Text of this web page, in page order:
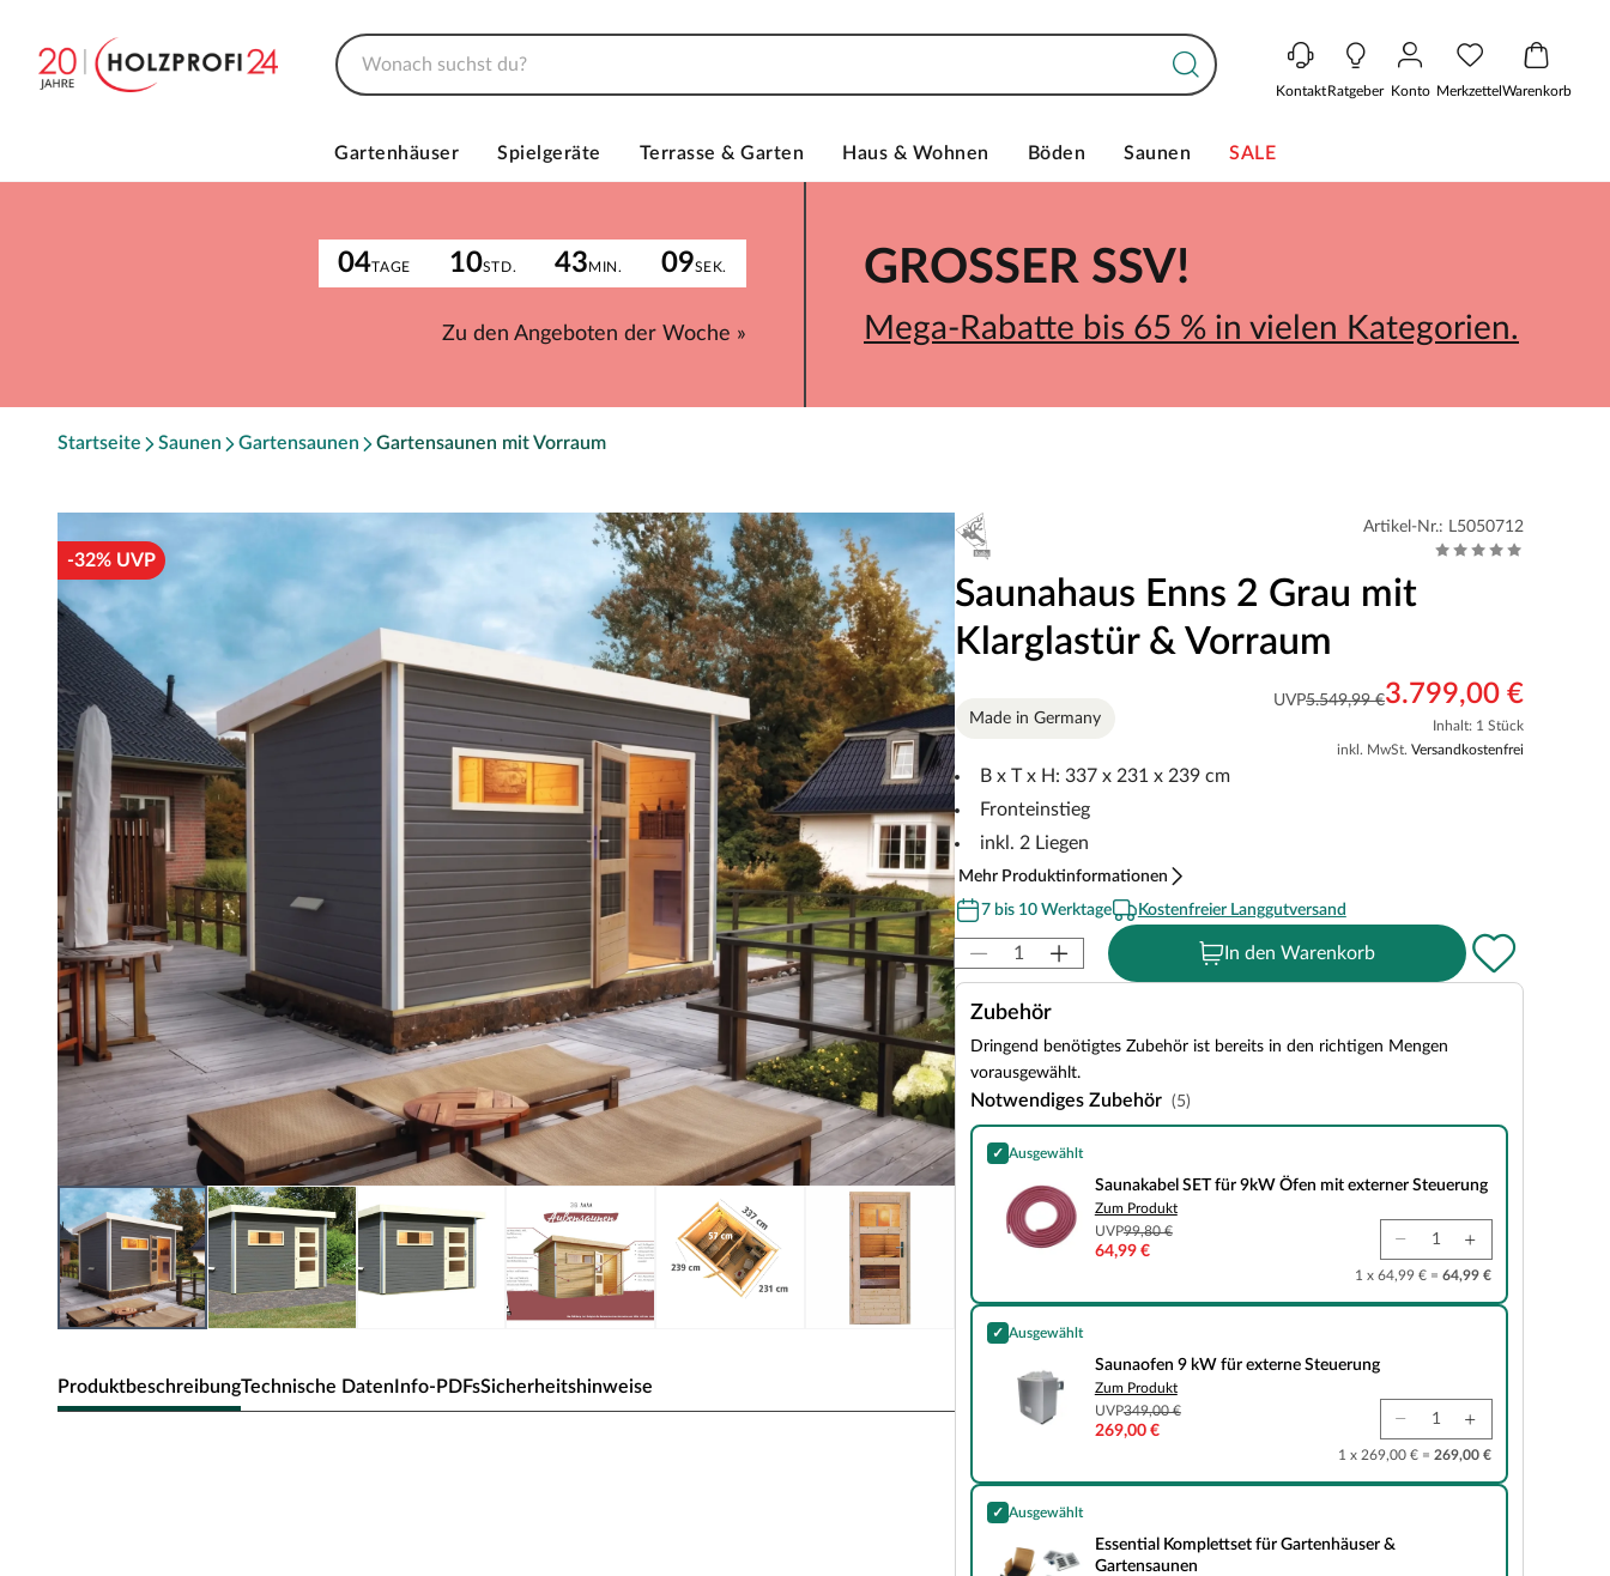
KontaktRatgeber Konto MerkzettelWarenkorb
Gartenhäuser Spielgeräte Terrasse & Garten Haus & Wohnen Böden Saunen SALE
04TAGE 10STD. 43MIN. 09SEK.
Zu den Angeboten der Woche »
GROSSER SSV!
Mega-Rabatte bis 65 % in vielen Kategorien.
Startseite Saunen Gartensaunen Gartensaunen mit Vorraum
-32% UVP
ProduktbeschreibungTechnische DatenInfo-PDFsSicherheitshinweise
Artikel-Nr.: L5050712
Saunahaus Enns 2 Grau mit
Klarglastür & Vorraum
UVP5.549,99 €3.799,00 €
Inhalt: 1 Stück
inkl. MwSt. Versandkostenfrei
Made in Germany
B x T x H: 337 x 231 x 239 cm
Fronteinstieg
inkl. 2 Liegen
Mehr Produktinformationen
7 bis 10 Werktage
Kostenfreier Langgutversand
In den Warenkorb
Zubehör
Dringend benötigtes Zubehör ist bereits in den richtigen Mengen
vorausgewählt.
Notwendiges Zubehör (5)
✓ Ausgewählt
Saunakabel SET für 9kW Öfen mit externer Steuerung
Saunakabel SET für 9kW Öfen mit externer Steuerung
Zum Produkt
UVP99,80 €
64,99 €
1 x 64,99 € = 64,99 €
✓ Ausgewählt
Saunaofen 9 kW für externe Steuerung
Saunaofen 9 kW für externe Steuerung
Zum Produkt
UVP349,00 €
269,00 €
1 x 269,00 € = 269,00 €
✓ Ausgewählt
Essential Komplettset für Gartenhäuser & Gartensaunen
Essential Komplettset für Gartenhäuser &
Gartensaunen